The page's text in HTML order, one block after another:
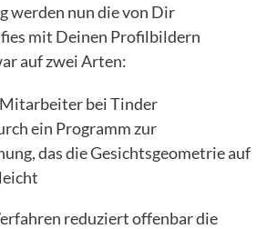
werden nun die von Dir
mit Deinen Profilbildern
auf zwei Arten:
bei Tinder
ein Programm zur
das die Gesichtsgeometrie auf
reduziert offenbar die